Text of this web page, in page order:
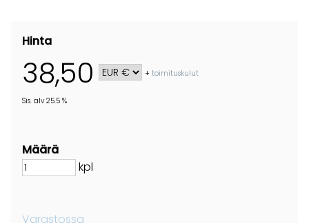
Hinta
38,50 +toimituskulut
Sis. alv 25.5 %
Määrä
kpl
Varastossa